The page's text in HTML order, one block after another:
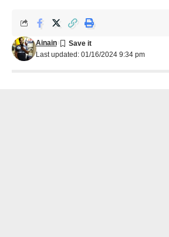
Last updated: 01/16/2024 9:34 pm
Ainain